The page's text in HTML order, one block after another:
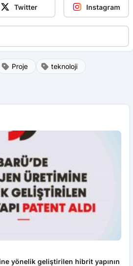
Twitter Instagram
Proje teknoloji
yönelik geliştirilen hibrit yapının